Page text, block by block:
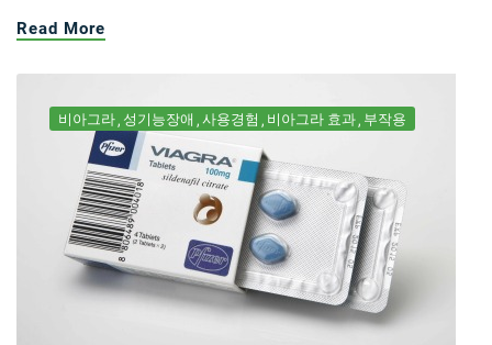
Read More
비아그라 성기능장애 사용경험 비아그라 효과 부작용